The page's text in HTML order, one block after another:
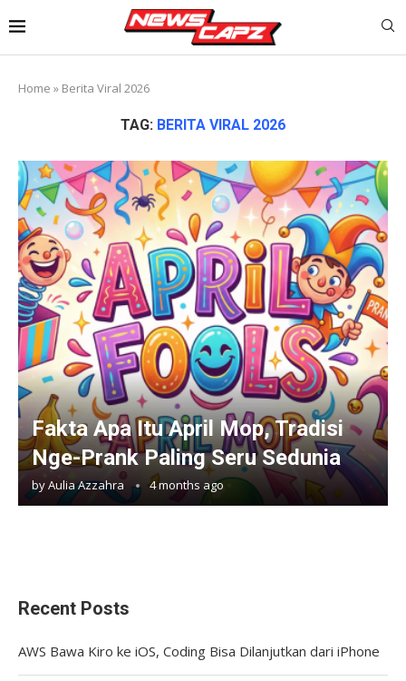
Home » Berita Viral 2026
TAG: BERITA VIRAL 2026
Fakta Apa Itu April Mop, Tradisi
Nge-Prank Paling Seru Sedunia
byAulia Azzahra 4 months ago
Recent Posts
AWS Bawa Kiro ke iOS, Coding Bisa Dilanjutkan dari iPhone